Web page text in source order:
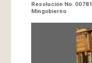
Resolución No. 00781
Mingobierno